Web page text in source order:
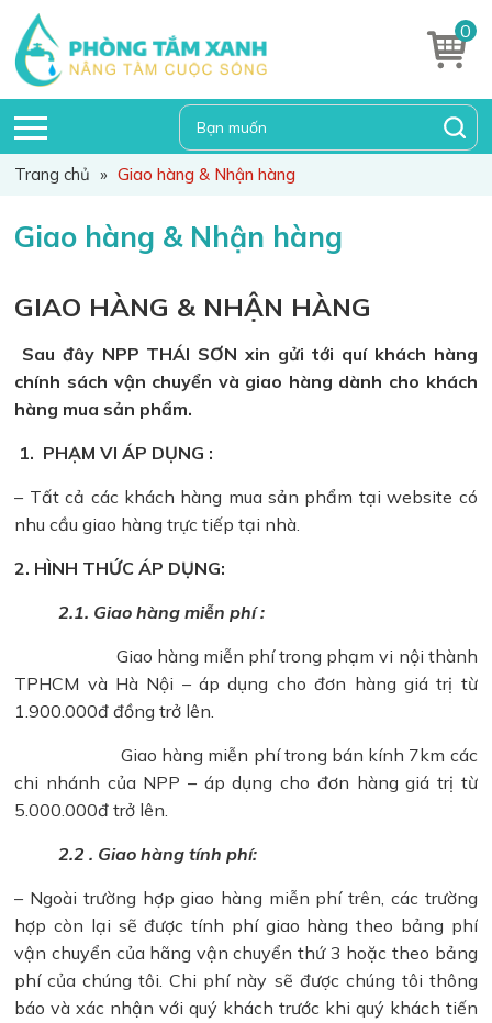
0
Trang chủ » Giao hàng & Nhận hàng
Giao hàng & Nhận hàng
GIAO HÀNG & NHẬN HÀNG
Sau đây NPP THÁI SƠN xin gửi tới quí khách hàng
chính sách vận chuyển và giao hàng dành cho khách
hàng mua sản phẩm.
1. PHẠM VI ÁP DỤNG :
– Tất cả các khách hàng mua sản phẩm tại website có
nhu cầu giao hàng trực tiếp tại nhà.
2. HÌNH THỨC ÁP DỤNG:
2.1. Giao hàng miễn phí :
Giao hàng miễn phí trong phạm vi nội thành
TPHCM và Hà Nội – áp dụng cho đơn hàng giá trị từ
1.900.000đ đồng trở lên.
Giao hàng miễn phí trong bán kính 7km các
chi nhánh của NPP – áp dụng cho đơn hàng giá trị từ
5.000.000đ trở lên.
2.2 . Giao hàng tính phí:
– Ngoài trường hợp giao hàng miễn phí trên, các trường
hợp còn lại sẽ được tính phí giao hàng theo bảng phí
vận chuyển của hãng vận chuyển thứ 3 hoặc theo bảng
phí của chúng tôi. Chi phí này sẽ được chúng tôi thông
báo và xác nhận với quý khách trước khi quý khách tiến